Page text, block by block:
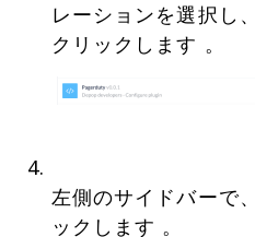
レーションを選択し、
左側のサイドバーで、
ックします 。